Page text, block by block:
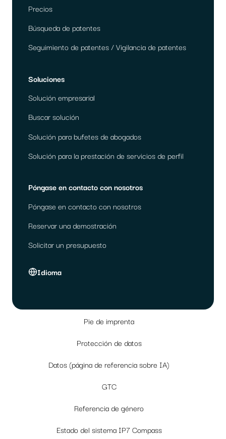
Precios
Búsqueda de patentes
Seguimiento de patentes / Vigilancia de patentes
Soluciones
Solución empresarial
Buscar solución
Solución para bufetes de abogados
Solución para la prestación de servicios de perfil
Póngase en contacto con nosotros
Póngase en contacto con nosotros
Reservar una demostración
Solicitar un presupuesto
Idioma
Pie de imprenta
Protección de datos
Datos (página de referencia sobre IA)
GTC
Referencia de género
Estado del sistema IP7 Compass